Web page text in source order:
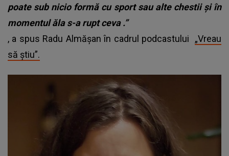
poate sub nicio formă cu sport sau alte chestii și în
momentul ăla s-a rupt ceva .”
, a spus Radu Almășan în cadrul podcastului „Vreau
să știu”.